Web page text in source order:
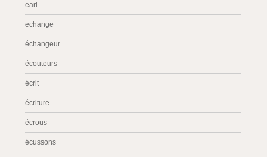
earl
echange
échangeur
écouteurs
écrit
écriture
écrous
écussons